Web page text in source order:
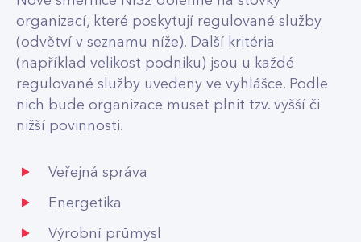
organizací, které poskytují regulované služby
(odvětví v seznamu níže). Další kritéria
(například velikost podniku) jsou u každé
regulované služby uvedeny ve vyhlášce. Podle
nich bude organizace muset plnit tzv. vyšší či
nižší povinnosti.
Veřejná správa
Energetika
Výrobní průmysl